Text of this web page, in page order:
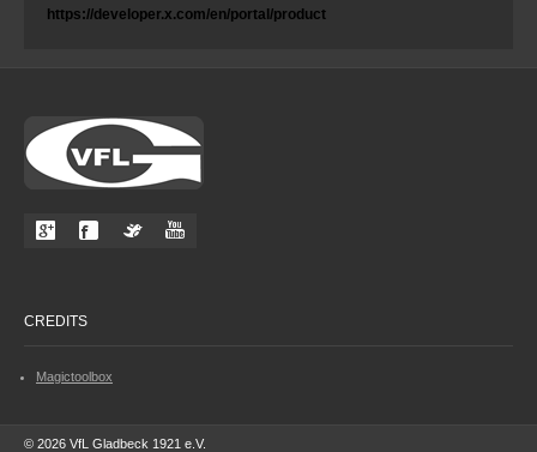
https://developer.x.com/en/portal/product
CREDITS
Magictoolbox
© 2026 VfL Gladbeck 1921 e.V.